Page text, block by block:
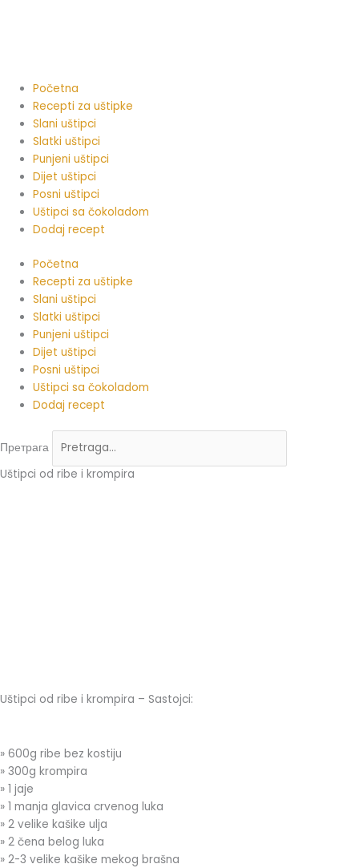
Početna
Recepti za uštipke
Slani uštipci
Slatki uštipci
Punjeni uštipci
Dijet uštipci
Posni uštipci
Uštipci sa čokoladom
Dodaj recept
Početna
Recepti za uštipke
Slani uštipci
Slatki uštipci
Punjeni uštipci
Dijet uštipci
Posni uštipci
Uštipci sa čokoladom
Dodaj recept
Претрага
Uštipci od ribe i krompira
Uštipci od ribe i krompira – Sastojci:
» 600g ribe bez kostiju
» 300g krompira
» 1 jaje
» 1 manja glavica crvenog luka
» 2 velike kašike ulja
» 2 čena belog luka
» 2-3 velike kašike mekog brašna